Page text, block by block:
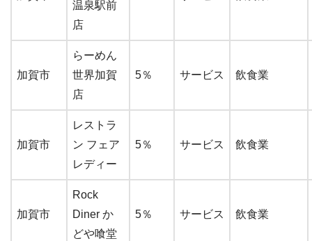
温泉駅前
店
加賀市
らーめん
世界加賀
店
5％ サービス 飲食業
加賀市
レストラ
ン フェア
レディー
5％ サービス 飲食業
加賀市
Rock
Diner か
どや喰堂
5％ サービス 飲食業